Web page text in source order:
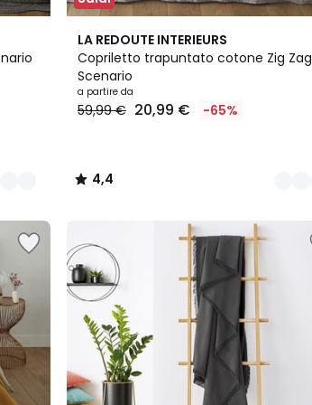
LA REDOUTE INTERIEURS
Copriletto trapuntato cotone Zig Zag
Scenario
a partire da
59,99 € 20,99 € -65%
4,4
/ 5
8
Colori
4,4
/